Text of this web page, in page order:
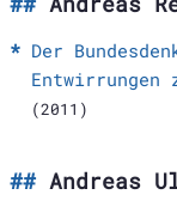
Der
Entwirrungen
(2011)
Andreas